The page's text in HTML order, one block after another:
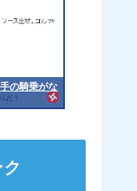
の騎乗がな